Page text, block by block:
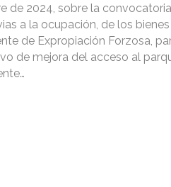
de 2024, sobre la
a la ocupación, de los
de Expropiación Forzosa,
de mejora del acceso al